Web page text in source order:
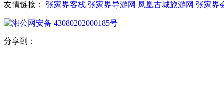
友情链接： 张家界客栈 张家界导游网 凤凰古城旅游网 张家界
湘公网安备 43080202000185号
分享到：